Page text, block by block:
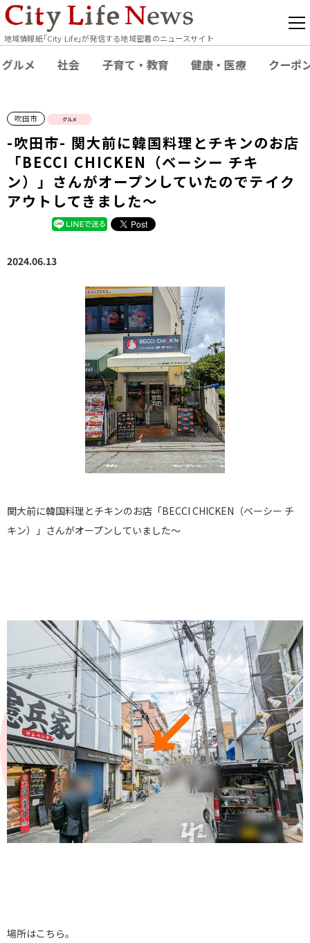
地域情報紙｢City Life｣が発信する地域密着のニュースサイト
グルメ 社会 子育て・教育 健康・医療 クーポ
吹田市 グルメ
-吹田市- 関大前に韓国料理とチキンのお店
「BECCI CHICKEN（ベーシー チキ
ン）」さんがオープンしていたのでテイク
アウトしてきました～
2024.06.13
関大前に韓国料理とチキンのお店「BECCI CHICKEN（ベーシー チ
キン）」さんがオープンしていました～
場所はこちら。